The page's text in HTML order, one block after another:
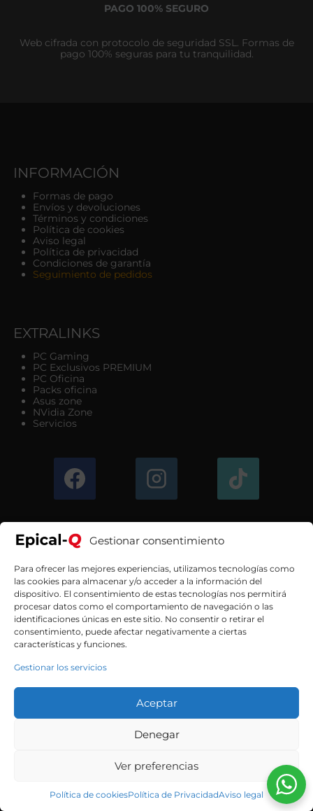
Gestionar consentimiento
Para ofrecer las mejores experiencias, utilizamos tecnologías como
las cookies para almacenar y/o acceder a la información del
dispositivo. El consentimiento de estas tecnologías nos permitirá
procesar datos como el comportamiento de navegación o las
identificaciones únicas en este sitio. No consentir o retirar el
consentimiento, puede afectar negativamente a ciertas
características y funciones.
Gestionar los servicios
Aceptar
Denegar
Ver preferencias
Política de cookiesPolítica de PrivacidadAviso legal
PAGO 100% SEGURO
Web cifrada con protocolo de seguridad SSL. Formas de
pago 100% seguras para tu tranquilidad.
INFORMACIÓN
Formas de pago
Envíos y devoluciones
Términos y condiciones
Política de cookies
Aviso legal
Política de privacidad
Condiciones de garantía
Seguimiento de pedidos
EXTRALINKS
PC Gaming
PC Exclusivos PREMIUM
PC Oficina
Packs oficina
Asus zone
NVidia Zone
Servicios
Contacta con nosotros